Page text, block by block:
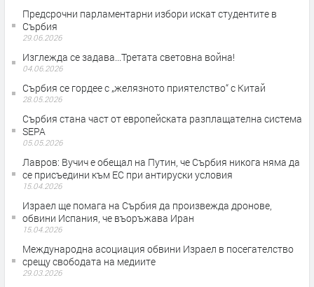
Предсрочни парламентарни избори искат студентите в
Сърбия
29.06.2026
Изглежда се задава...Третата световна война!
04.06.2026
Сърбия се гордее с „желязното приятелство“ с Китай
28.05.2026
Сърбия стана част от европейската разплащателна система
SEPA
05.05.2026
Лавров: Вучич е обещал на Путин, че Сърбия никога няма да
се присъедини към ЕС при антируски условия
15.04.2026
Израел ще помага на Сърбия да произвежда дронове,
обвини Испания, че въоръжава Иран
15.04.2026
Международна асоциация обвини Израел в посегателство
срещу свободата на медиите
29.03.2026